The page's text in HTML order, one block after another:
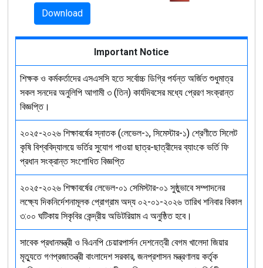
Download
Important Notice
শিক্ষক ও কর্মকর্তাদের এসএসসি হতে সর্বোচ্চ ডিগ্রি পর্যন্ত অর্জিত শুধুমাত্র
সকল সনদের অনুলিপি আগামী ৩ (তিন) কার্যদিবসের মধ্যে প্রেরণ সংক্রান্ত
বিজ্ঞপ্তি।
২০২৫-২০২৬ শিক্ষাবর্ষের স্নাতক (লেভেল-১, সিমেস্টার-১) শ্রেণীতে সিলেট
কৃষি বিশ্ববিদ্যালয়ে ভর্তির সুযোগ পাওয়া ছাত্র-ছাত্রীদের ব্যাংকে ভর্তি ফি
প্রধান সংক্রান্ত সংশোধিত বিজ্ঞপ্তি
২০২৫-২০২৬ শিক্ষাবর্ষের লেভেল-০১ সেমিস্টার-০১ সুষ্ঠুভাবে সম্পাদনের
লক্ষ্যে দিকনির্দেশনামূলক প্রোগ্রাম অদ্য ০২-০১-২০২৬ তারিখ শনিবার বিকাল
৩:০০ ঘটিকায় সিকৃবির কেন্দ্রীয় অডিটরিয়াম এ অনুষ্ঠিত হবে।
সাবেক প্রধানমন্ত্রী ও বিএনপি চেয়ারপার্সন দেশনেত্রী বেগম খালেদা জিয়ার
মৃত্যুতে গণপ্রজাতন্ত্রী বাংলাদেশ সরকার, জনপ্রশাসন মন্ত্রণালয় কর্তৃক